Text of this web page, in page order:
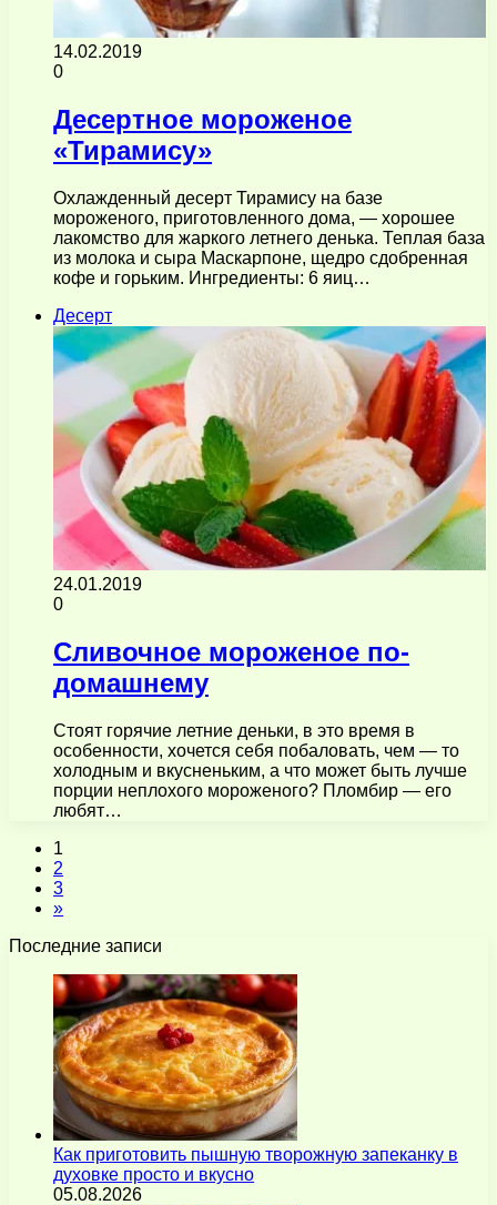
14.02.2019
0
Десертное мороженое
«Тирамису»
Охлажденный десерт Тирамису на базе
мороженого, приготовленного дома, — хорошее
лакомство для жаркого летнего денька. Теплая база
из молока и сыра Маскарпоне, щедро сдобренная
кофе и горьким. Ингредиенты: 6 яиц…
Десерт
24.01.2019
0
Сливочное мороженое по-
домашнему
Стоят горячие летние деньки, в это время в
особенности, хочется себя побаловать, чем — то
холодным и вкусненьким, а что может быть лучше
порции неплохого мороженого? Пломбир — его
любят…
1
2
3
»
Последние записи
Как приготовить пышную творожную запеканку в
духовке просто и вкусно
05.08.2026